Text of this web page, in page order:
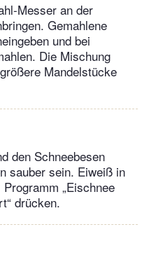
Messer an der
Gemahlene
und bei
Die Mischung
Mandelstücke
den Schneebesen
sauber sein. Eiweiß in
„Eischnee
drücken.